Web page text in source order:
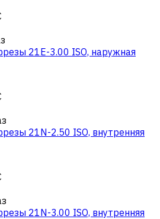
21E-3.00 ISO, наружная
21N-2.50 ISO, внутренняя
21N-3.00 ISO, внутренняя